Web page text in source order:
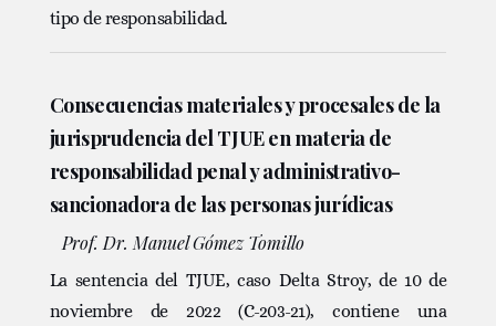
tipo de responsabilidad.
Consecuencias materiales y procesales de la
jurisprudencia del TJUE en materia de
responsabilidad penal y administrativo-
sancionadora de las personas jurídicas
Prof. Dr. Manuel Gómez Tomillo
La sentencia del TJUE, caso Delta Stroy, de 10 de
noviembre de 2022 (C-203-21), contiene una